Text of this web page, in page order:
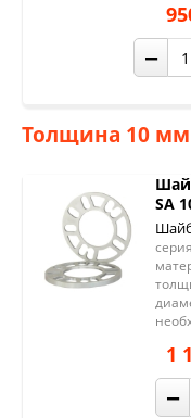
−
Толщина 10
SA
1
−